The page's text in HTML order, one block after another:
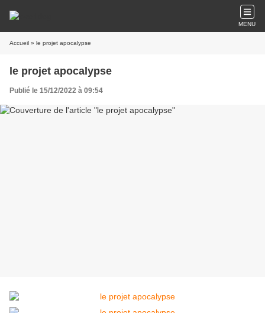
MENU
Accueil » le projet apocalypse
le projet apocalypse
Publié le 15/12/2022 à 09:54